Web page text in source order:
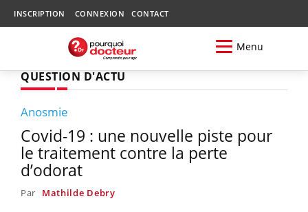
INSCRIPTION CONNEXION CONTACT
Menu
QUESTION D'ACTU
Anosmie
Covid-19 : une nouvelle piste pour
le traitement contre la perte
d’odorat
Par Mathilde Debry